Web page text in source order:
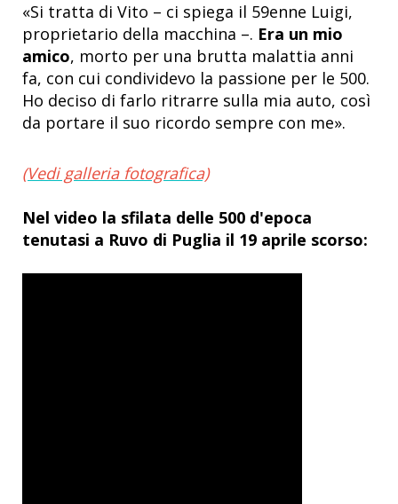
«Si tratta di Vito – ci spiega il 59enne Luigi,
proprietario della macchina –. Era un mio
amico, morto per una brutta malattia anni
fa, con cui condividevo la passione per le 500.
Ho deciso di farlo ritrarre sulla mia auto, così
da portare il suo ricordo sempre con me».
(Vedi galleria fotografica)
Nel video la sfilata delle 500 d'epoca
tenutasi a Ruvo di Puglia il 19 aprile scorso: